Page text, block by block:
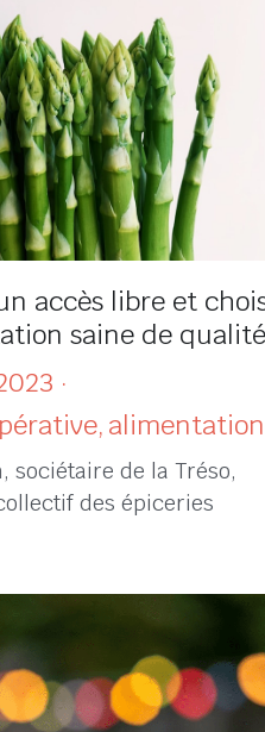
accès libre et choisi
saine de qualité
·
alimentation
des épiceries